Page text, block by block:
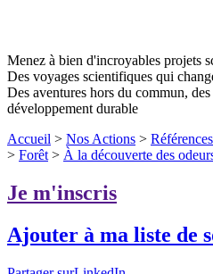
Menez à bien d'incroyables projets
Des voyages scientifiques qui
Des aventures hors du commun,
développement durable
Accueil > Nos Actions >
> Forêt > À la découverte des
Je m'inscris
Ajouter à ma liste de